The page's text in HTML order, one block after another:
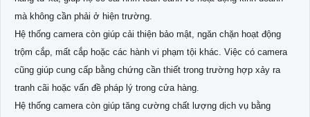
mà không cần phải ở hiện trường.
Hệ thống camera còn giúp cải thiện bảo mật, ngăn chặn hoạt động
trộm cắp, mất cắp hoặc các hành vi phạm tội khác. Việc có camera
cũng giúp cung cấp bằng chứng cần thiết trong trường hợp xảy ra
tranh cãi hoặc vấn đề pháp lý trong cửa hàng.
Hệ thống camera còn giúp tăng cường chất lượng dịch vụ bằng